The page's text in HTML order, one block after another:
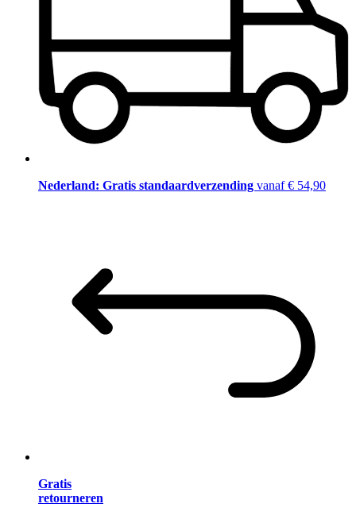
Nederland: Gratis standaardverzending vanaf € 54,90
Gratis
retourneren